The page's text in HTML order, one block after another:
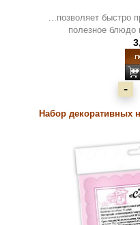
...позволяет быстро
полезное блюдо
-
Набор декоративных